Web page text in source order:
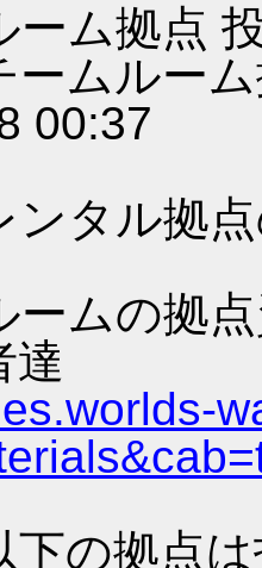
ーム拠点
ムルー
00:37
タル拠
ムの拠
達
の拠点